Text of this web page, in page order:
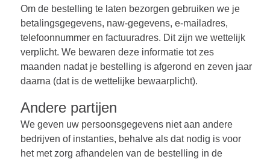
Om de bestelling te laten bezorgen gebruiken we je
betalingsgegevens, naw-gegevens, e-mailadres,
telefoonnummer en factuuradres. Dit zijn we wettelijk
verplicht. We bewaren deze informatie tot zes
maanden nadat je bestelling is afgerond en zeven jaar
daarna (dat is de wettelijke bewaarplicht).
Andere partijen
We geven uw persoonsgegevens niet aan andere
bedrijven of instanties, behalve als dat nodig is voor
het met zorg afhandelen van de bestelling in de